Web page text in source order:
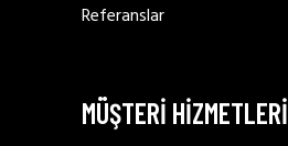
Referanslar
MÜŞTERİ HİZMETLERİ